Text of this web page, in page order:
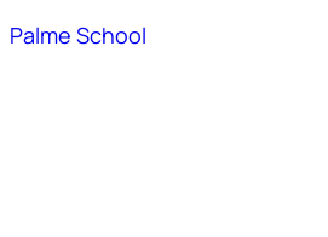
Palme School